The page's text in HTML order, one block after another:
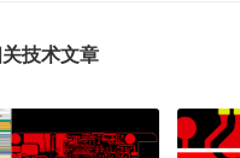
技术文章